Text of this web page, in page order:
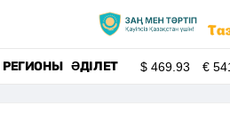
РЕГИОНЫ ӘДІЛЕТ $469.93 €